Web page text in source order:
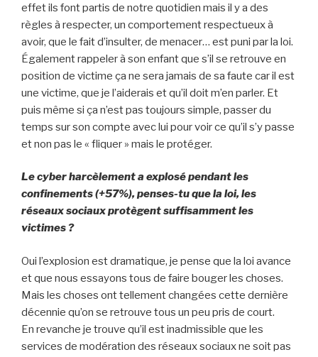
effet ils font partis de notre quotidien mais il y a des
règles à respecter, un comportement respectueux à
avoir, que le fait d’insulter, de menacer… est puni par la loi.
Également rappeler à son enfant que s’il se retrouve en
position de victime ça ne sera jamais de sa faute car il est
une victime, que je l’aiderais et qu’il doit m’en parler. Et
puis même si ça n’est pas toujours simple, passer du
temps sur son compte avec lui pour voir ce qu’il s’y passe
et non pas le « fliquer » mais le protéger.
Le cyber harcèlement a explosé pendant les
confinements (+57%), penses-tu que la loi, les
réseaux sociaux protègent suffisamment les
victimes ?
Oui l’explosion est dramatique, je pense que la loi avance
et que nous essayons tous de faire bouger les choses.
Mais les choses ont tellement changées cette dernière
décennie qu’on se retrouve tous un peu pris de court.
En revanche je trouve qu’il est inadmissible que les
services de modération des réseaux sociaux ne soit pas